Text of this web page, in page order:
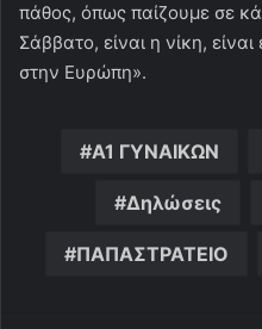
πάθος, όπως παίζουμε σε
Σάββατο, είναι η νίκη,
στην Ευρώπη».
Α1 ΓΥΝΑΙΚΩΝ
Δηλώσεις
ΠΑΠΑΣΤΡΑΤΕΙΟ